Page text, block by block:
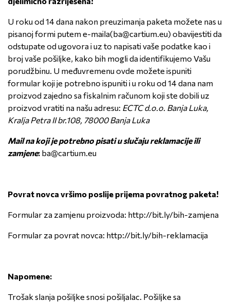
U roku od 14 dana nakon preuzimanja paketa možete nas u
pisanoj formi putem e-maila(ba@cartium.eu) obavijestiti da
odstupate od ugovora i uz to napisati vaše podatke kao i
broj vaše pošiljke, kako bih mogli da identifikujemo Vašu
porudžbinu. U međuvremenu ovde možete ispuniti
formular koji je potrebno ispuniti i u roku od 14 dana nam
proizvod zajedno sa fiskalnim računom koji ste dobili uz
proizvod vratiti na našu adresu: ECTC d.o.o. Banja Luka,
Kralja Petra II br.108, 78000 Banja Luka
Mail na koji je potrebno pisati u slučaju reklamacije ili
zamjene: ba@cartium.eu
Povrat novca vršimo poslije prijema povratnog paketa!
Formular za zamjenu proizvoda: http://bit.ly/bih-zamjena
Formular za povrat novca: http://bit.ly/bih-reklamacija
Napomene:
Trošak slanja pošiljke snosi pošiljalac. Pošiljke sa